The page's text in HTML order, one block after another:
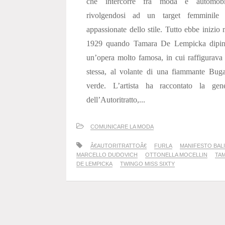
rivolgendosi ad un target femminile
appassionate dello stile. Tutto ebbe inizio
1929 quando Tamara De Lempicka
un’opera molto famosa, in cui raffigurava
stessa, al volante di una fiammante
verde. L’artista ha raccontato la
dell’Autoritratto,...
COMUNICARE LA MODA
Â€AUTORITRATTOÂ€ FURLA
MANIFESTO
MARCELLO DUDOVICH
OTTONELLA MOCELLIN
DE LEMPICKA
TWINGO MISS SIXTY